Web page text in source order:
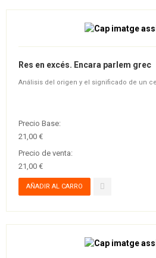
Res en excés. Encara parlem grec
Análisis del origen y el significado de un
Precio Base:
21,00 €
Precio de venta:
21,00 €